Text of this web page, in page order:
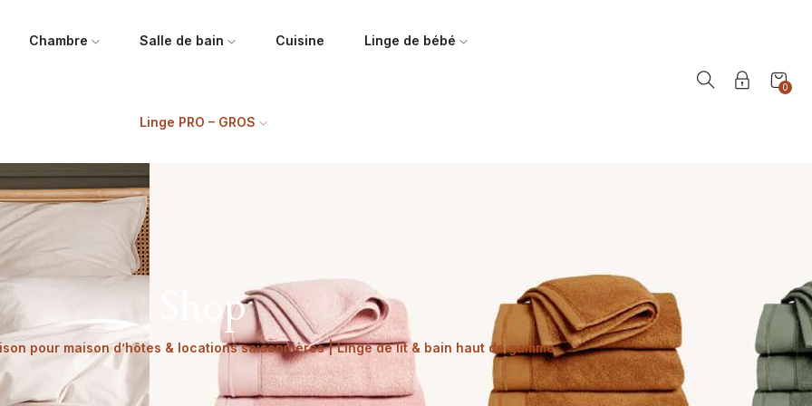
Chambre Salle de bain Cuisine Linge de bébé
Linge PRO – GROS
0
Shop
pour maison d’hôtes & locations saisonnières | Linge de lit & bain haut de gamme